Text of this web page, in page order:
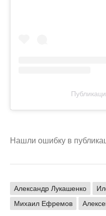
Нашли ошибку в
Александр Лукашенко
Михаил Ефремов